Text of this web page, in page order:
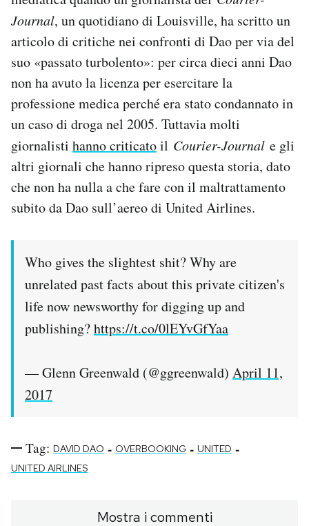
Journal, un quotidiano di Louisville, ha scritto un
articolo di critiche nei confronti di Dao per via del
suo «passato turbolento»: per circa dieci anni Dao
non ha avuto la licenza per esercitare la
professione medica perché era stato condannato in
un caso di droga nel 2005. Tuttavia molti
giornalisti hanno criticatoil Courier-Journal e gli
altri giornali che hanno ripreso questa storia, dato
che non ha nulla a che fare con il maltrattamento
subito da Dao sull’aereo di United Airlines.
Who gives the slightest shit? Why are
unrelated past facts about this private citizen's
life now newsworthy for digging up and
publishing?https://t.co/0lEYvGfYaa
— Glenn Greenwald (@ggreenwald) April 11,
2017
Tag: DAVID DAO - OVERBOOKING - UNITED -
UNITED AIRLINES
Mostra i commenti